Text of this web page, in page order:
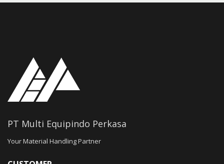
PT Multi Equipindo Perkasa
Your Material Handling Partner